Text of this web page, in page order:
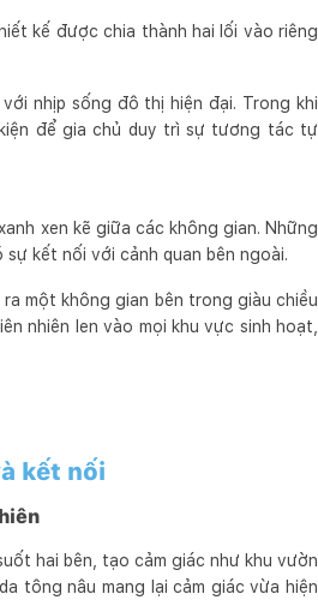
kế được chia thành hai lối vào riêng
nhịp sống đô thị hiện đại. Trong khi
để gia chủ duy trì sự tương tác tự
xen kẽ giữa các không gian. Những
kết nối với cảnh quan bên ngoài.
một không gian bên trong giàu chiều
nhiên len vào mọi khu vực sinh hoạt,
kết nối
hai bên, tạo cảm giác như khu vườn
tông nâu mang lại cảm giác vừa hiện